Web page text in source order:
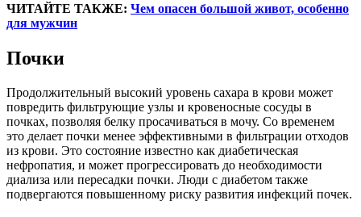
ЧИТАЙТЕ ТАКЖЕ: Чем опасен большой живот, особенно
для мужчин
Почки
Продолжительный высокий уровень сахара в крови может
повредить фильтрующие узлы и кровеносные сосуды в
почках, позволяя белку просачиваться в мочу. Со временем
это делает почки менее эффективными в фильтрации отходов
из крови. Это состояние известно как диабетическая
нефропатия, и может прогрессировать до необходимости
диализа или пересадки почки. Люди с диабетом также
подвергаются повышенному риску развития инфекций почек.